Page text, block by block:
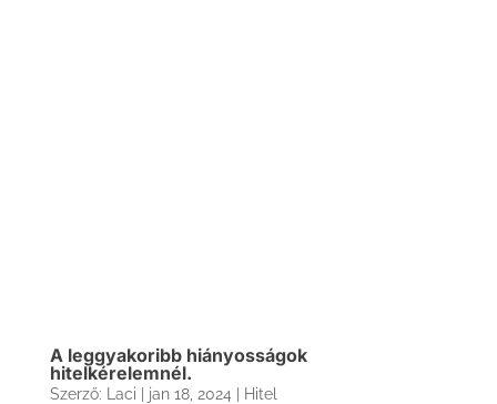
A leggyakoribb hiányosságok
hitelkérelemnél.
Szerző: Laci jan 18, 2024 Hitel